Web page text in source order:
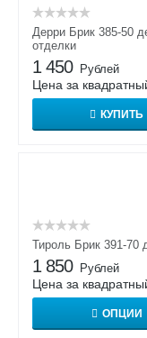
Дерри Брик 385-50
отделки
1 450 Рублей
Цена за
КУПИТЬ
Тироль Брик 391-70
1 850 Рублей
Цена за
ОПЦИИ